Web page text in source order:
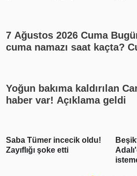
7 Ağustos 2026 Cuma
cuma namazı saat kaçta?
Yoğun bakıma kaldırılan
haber var! Açıklama geldi
incecik oldu!
etti
Beşiktaş Başkanı
Adalı'dan "Salah'ı
istemedik"